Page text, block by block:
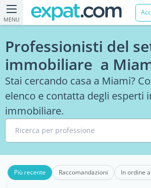
MENU
Professionisti del
immobiliare a
Stai cercando casa a Miami?
elenco e contatta degli esperti
immobiliare.
Ricerca per professione
Più recente Raccomandazioni In ordine